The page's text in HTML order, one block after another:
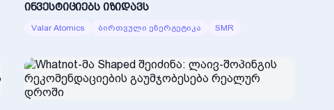
ინვესტიციებს იზიდავს
Valar Atomics ბირთვული ენერგეტიკა SMR